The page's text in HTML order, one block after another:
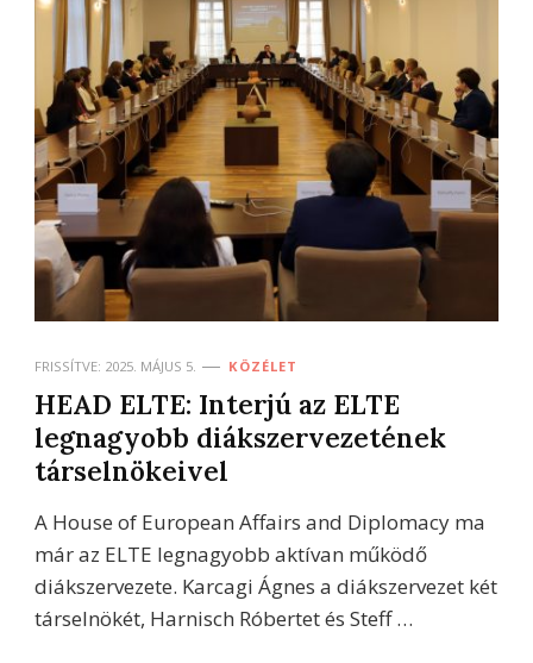
FRISSÍTVE: 2025. MÁJUS 5. KÖZÉLET
HEAD ELTE: Interjú az ELTE
legnagyobb diákszervezetének
társelnökeivel
A House of European Affairs and Diplomacy ma
már az ELTE legnagyobb aktívan működő
diákszervezete. Karcagi Ágnes a diákszervezet két
társelnökét, Harnisch Róbertet és Steff …